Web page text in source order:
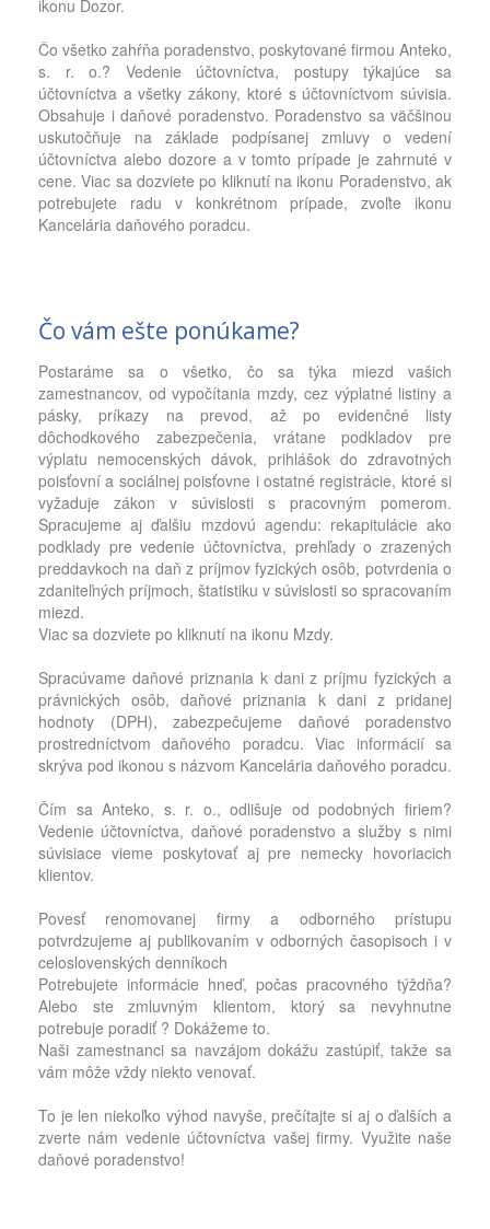
ikonu Dozor.
Čo všetko zahŕňa poradenstvo, poskytované firmou Anteko,
s. r. o.? Vedenie účtovníctva, postupy týkajúce sa
účtovníctva a všetky zákony, ktoré s účtovníctvom súvisia.
Obsahuje i daňové poradenstvo. Poradenstvo sa väčšinou
uskutočňuje na základe podpísanej zmluvy o vedení
účtovníctva alebo dozore a v tomto prípade je zahrnuté v
cene. Viac sa dozviete po kliknutí na ikonu Poradenstvo, ak
potrebujete radu v konkrétnom prípade, zvoľte ikonu
Kancelária daňového poradcu.
Čo vám ešte ponúkame?
Postaráme sa o všetko, čo sa týka miezd vašich
zamestnancov, od vypočítania mzdy, cez výplatné listiny a
pásky, príkazy na prevod, až po evidenčné listy
dôchodkového zabezpečenia, vrátane podkladov pre
výplatu nemocenských dávok, prihlášok do zdravotných
poisťovní a sociálnej poisťovne i ostatné registrácie, ktoré si
vyžaduje zákon v súvislosti s pracovným pomerom.
Spracujeme aj ďalšiu mzdovú agendu: rekapitulácie ako
podklady pre vedenie účtovníctva, prehľady o zrazených
preddavkoch na daň z príjmov fyzických osôb, potvrdenia o
zdaniteľných príjmoch, štatistiku v súvislosti so spracovaním
miezd.
Viac sa dozviete po kliknutí na ikonu Mzdy.
Spracúvame daňové priznania k dani z príjmu fyzických a
právnických osôb, daňové priznania k dani z pridanej
hodnoty (DPH), zabezpečujeme daňové poradenstvo
prostredníctvom daňového poradcu. Viac informácií sa
skrýva pod ikonou s názvom Kancelária daňového poradcu.
Čím sa Anteko, s. r. o., odlišuje od podobných firiem?
Vedenie účtovníctva, daňové poradenstvo a služby s nimi
súvisiace vieme poskytovať aj pre nemecky hovoriacich
klientov.
Povesť renomovanej firmy a odborného prístupu
potvrdzujeme aj publikovaním v odborných časopisoch i v
celoslovenských denníkoch
Potrebujete informácie hneď, počas pracovného týždňa?
Alebo ste zmluvným klientom, ktorý sa nevyhnutne
potrebuje poradiť ? Dokážeme to.
Naši zamestnanci sa navzájom dokážu zastúpiť, takže sa
vám môže vždy niekto venovať.
To je len niekoľko výhod navyše, prečítajte si aj o ďalších a
zverte nám vedenie účtovníctva vašej firmy. Využite naše
daňové poradenstvo!